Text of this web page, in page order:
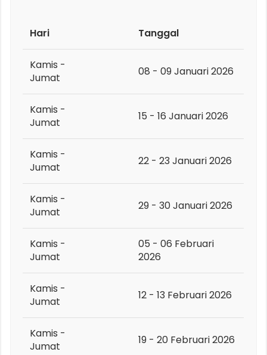
Hari Tanggal
Kamis -
Jumat
08 - 09 Januari 2026
Kamis -
Jumat
15 - 16 Januari 2026
Kamis -
Jumat
22 - 23 Januari 2026
Kamis -
Jumat
29 - 30 Januari 2026
Kamis -
Jumat
05 - 06 Februari
2026
Kamis -
Jumat
12 - 13 Februari 2026
Kamis -
Jumat
19 - 20 Februari 2026